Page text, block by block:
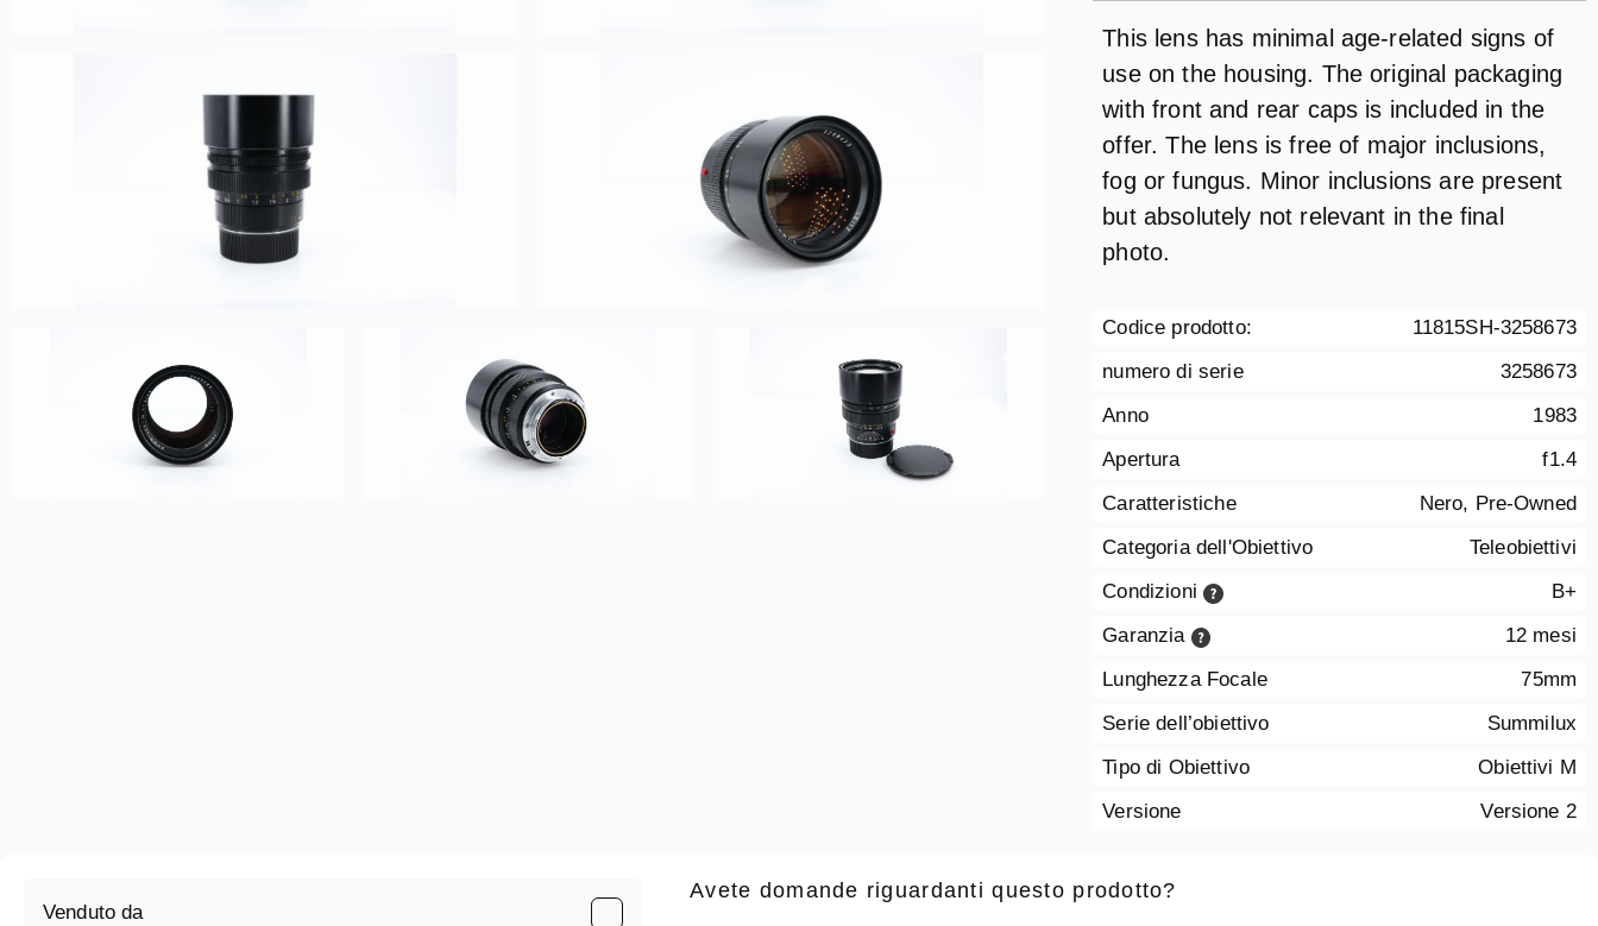
This lens has minimal age-related signs of
use on the housing. The original packaging
with front and rear caps is included in the
offer. The lens is free of major inclusions,
fog or fungus. Minor inclusions are present
but absolutely not relevant in the final
photo.
Codice prodotto:
11815SH-3258673
numero di serie
3258673
Anno
1983
Apertura
f1.4
Caratteristiche
Nero, Pre-Owned
Categoria dell'Obiettivo
Teleobiettivi
Condizioni
B+
Garanzia
12 mesi
Lunghezza Focale
75mm
Serie dell’obiettivo
Summilux
Tipo di Obiettivo
Obiettivi M
Versione
Versione 2
Venduto da
Avete domande riguardanti questo prodotto?